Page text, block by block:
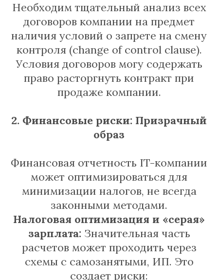
Необходим тщательный анализ всех
договоров компании на предмет
наличия условий о запрете на смену
контроля (change of control clause).
Условия договоров могу содержать
право расторгнуть контракт при
продаже компании.
2. Финансовые риски: Призрачный
образ
Финансовая отчетность IT-компании
может оптимизироваться для
минимизации налогов, не всегда
законными методами.
Налоговая оптимизация и «серая»
зарплата: Значительная часть
расчетов может проходить через
схемы с самозанятыми, ИП. Это
создает риски: